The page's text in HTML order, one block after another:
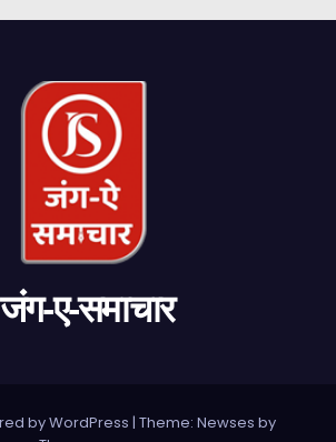
जंग-ए-समाचार
by WordPress | Theme: Newses by